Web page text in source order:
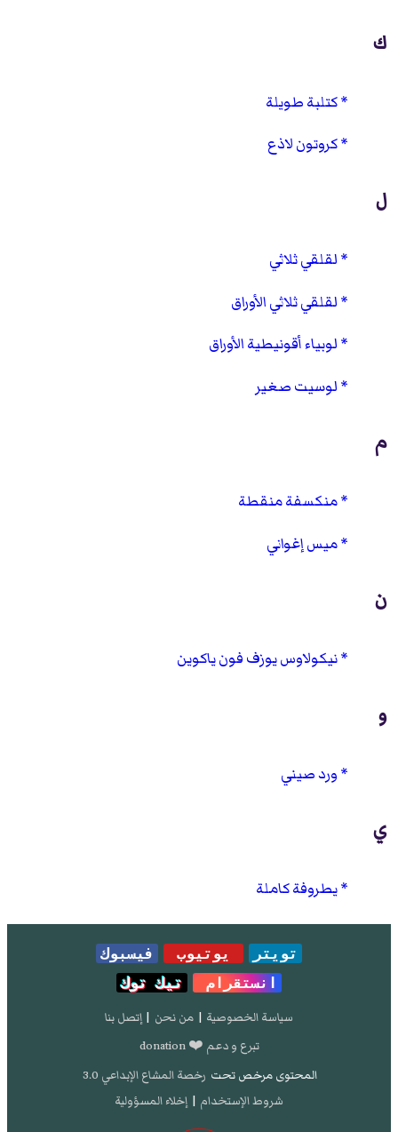
ك
كتلبة طويلة
كروتون لاذع
ل
لقلقي ثلاثي
لقلقي ثلاثي الأوراق
لوبياء أقونيطية الأوراق
لوسيت صغير
م
منكسفة منقطة
ميس إغواني
ن
نيكولاوس يوزف فون ياكوين
و
ورد صيني
ي
يطروفة كاملة
تويتر يوتيوب
فيسبوك
انستقرام
تيك توك
سياسة الخصوصية | من نحن | إتصل بنا
تبرع و دعم ❤️ donation
المحتوى مرخص تحت رخصة المشاع الإبداعي 3.0
شروط الإستخدام | إخلاء المسؤولية